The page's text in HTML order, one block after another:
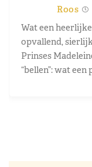
Roos
Wat een
opvallend,
Prinses
“bellen”: wat een